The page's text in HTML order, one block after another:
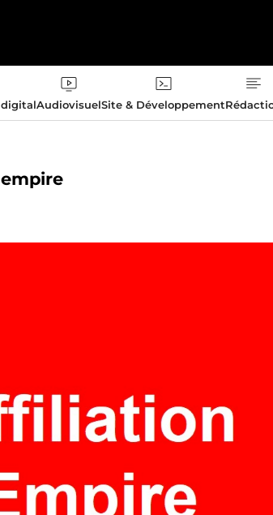
AudiovisuelSite & Développement